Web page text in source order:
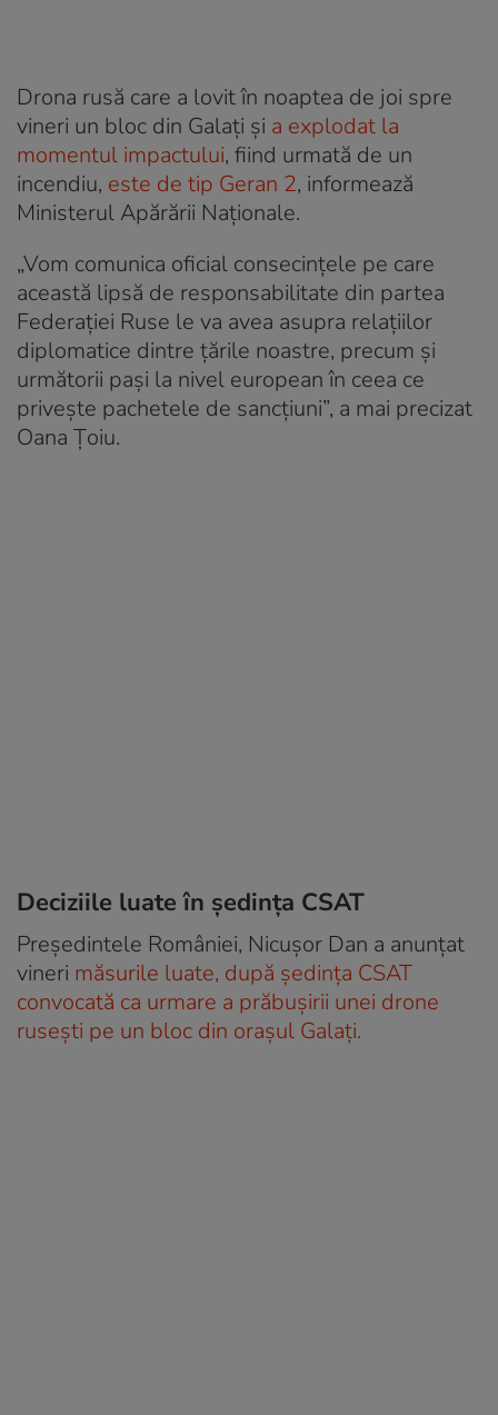
Drona rusă care a lovit în noaptea de joi spre
vineri un bloc din Galați și a explodat la
momentul impactului, fiind urmată de un
incendiu, este de tip Geran 2, informează
Ministerul Apărării Naționale.
„Vom comunica oficial consecințele pe care
această lipsă de responsabilitate din partea
Federației Ruse le va avea asupra relațiilor
diplomatice dintre țările noastre, precum și
următorii pași la nivel european în ceea ce
privește pachetele de sancțiuni”, a mai precizat
Oana Țoiu.
Deciziile luate în ședința CSAT
Preşedintele României, Nicuşor Dan a anunțat
vineri măsurile luate, după şedinţa CSAT
convocată ca urmare a prăbuşirii unei drone
ruseşti pe un bloc din orașul Galaţi.